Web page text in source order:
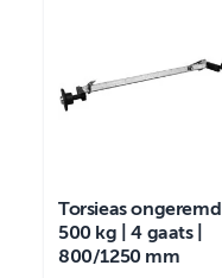
Torsieas ongeremd |
500 kg | 4 gaats |
800/1250 mm